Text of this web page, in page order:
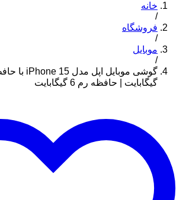
خانه
/
فروشگاه
/
موبایل
/
گیگابایت | حافظه رم 6 گیگابایت